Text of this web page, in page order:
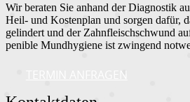
Wir beraten Sie anhand der Diagnostik
Heil- und Kostenplan und sorgen dafür,
gelindert und der Zahnfleischschwund
penible Mundhygiene ist zwingend
TERMIN ANFRAGEN